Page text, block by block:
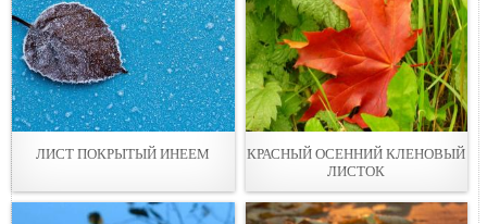
ЛИСТ ПОКРЫТЫЙ ИНЕЕМ
КРАСНЫЙ ОСЕННИЙ КЛЕНОВЫЙ
ЛИСТОК